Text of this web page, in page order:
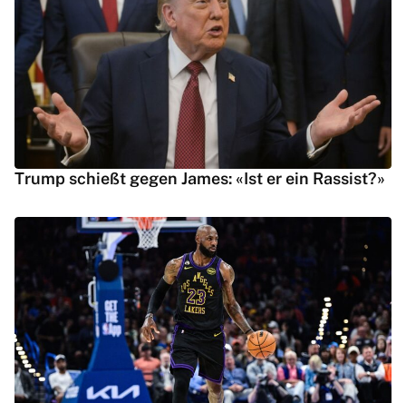
Trump schießt gegen James: «Ist er ein Rassist?»